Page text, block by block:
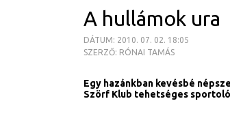
A hullámok ura
DÁTUM: 2010. 07. 02. 18:05
SZERZŐ: RÓNAI TAMÁS
Egy hazánkban kevésbé
Szörf Klub tehetséges